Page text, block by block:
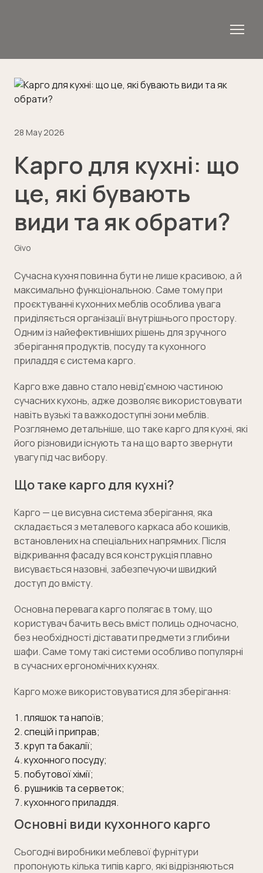
28 May 2026
Карго для кухні: що
це, які бувають
види та як обрати?
Givo
Сучасна кухня повинна бути не лише красивою, а й
максимально функціональною. Саме тому при
проєктуванні кухонних меблів особлива увага
приділяється організації внутрішнього простору.
Одним із найефективніших рішень для зручного
зберігання продуктів, посуду та кухонного
приладдя є система карго.
Карго вже давно стало невід'ємною частиною
сучасних кухонь, адже дозволяє використовувати
навіть вузькі та важкодоступні зони меблів.
Розглянемо детальніше, що таке карго для кухні, які
його різновиди існують та на що варто звернути
увагу під час вибору.
Що таке карго для кухні?
Карго — це висувна система зберігання, яка
складається з металевого каркаса або кошиків,
встановлених на спеціальних напрямних. Після
відкривання фасаду вся конструкція плавно
висувається назовні, забезпечуючи швидкий
доступ до вмісту.
Основна перевага карго полягає в тому, що
користувач бачить весь вміст полиць одночасно,
без необхідності діставати предмети з глибини
шафи. Саме тому такі системи особливо популярні
в сучасних ергономічних кухнях.
Карго може використовуватися для зберігання:
пляшок та напоїв;
спецій і приправ;
круп та бакалії;
кухонного посуду;
побутової хімії;
рушників та серветок;
кухонного приладдя.
Основні види кухонного карго
Сьогодні виробники меблевої фурнітури
пропонують кілька типів карго, які відрізняються